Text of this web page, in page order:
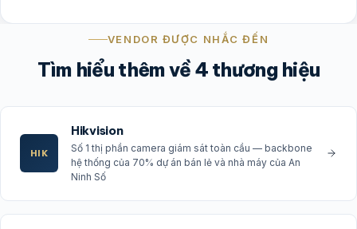
VENDOR ĐƯỢC NHẮC ĐẾN
Tìm hiểu thêm về 4 thương hiệu
HIK
Hikvision
Số 1 thị phần camera giám sát toàn cầu — backbone
hệ thống của 70% dự án bán lẻ và nhà máy của An
Ninh Số